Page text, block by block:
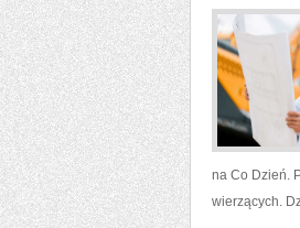
na Co Dzień.
wierzących.